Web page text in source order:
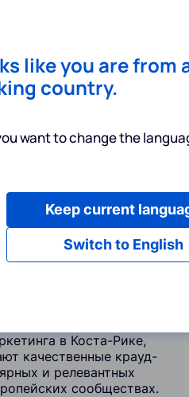
check
Услуги
Русский
и
в Коста-Рике
в Коста-Рике,
качественные крауд-
и релевантных
сообществах.
like you are from
country.
want to change the
Switch to English
Keep current